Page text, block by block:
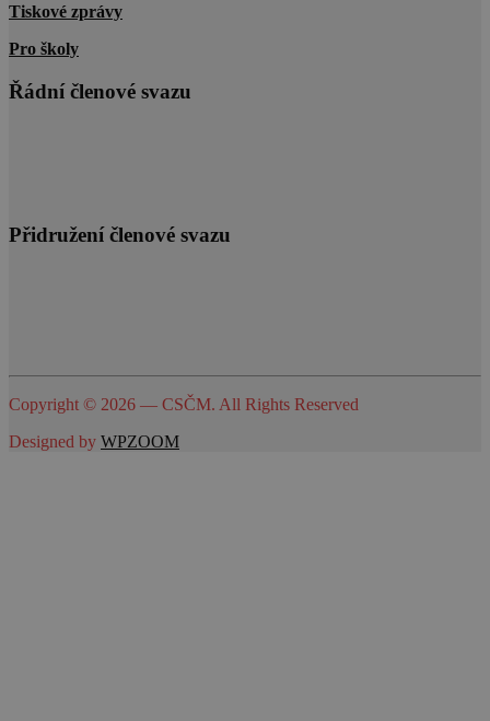
Tiskové zprávy
Pro školy
Řádní členové svazu
Přidružení členové svazu
Copyright © 2026 — CSČM. All Rights Reserved
Designed by WPZOOM